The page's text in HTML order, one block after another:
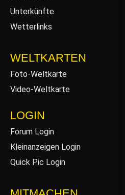
Unterkünfte
Wetterlinks
WELTKARTEN
Foto-Weltkarte
Video-Weltkarte
LOGIN
Forum Login
Kleinanzeigen Login
Quick Pic Login